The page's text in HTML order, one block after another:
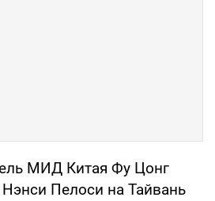
МИД Китая Фу Цонг
Нэнси Пелоси на Тайвань